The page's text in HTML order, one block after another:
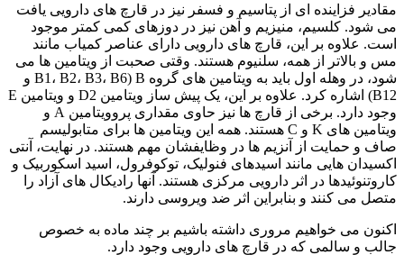
مقادیر فزاینده ای از پتاسیم و فسفر نیز در قارچ های دارویی یافت
می شود. کلسیم، منیزیم و آهن نیز در دوزهای کمی کمتر موجود
است. علاوه بر این، قارچ های دارویی دارای عناصر کمیاب مانند
مس و بالاتر از همه، سلنیوم هستند. وقتی صحبت از ویتامین ها می
شود، در وهله اول باید به ویتامین های گروه B (B1، B2، B3، B6 و
B12) اشاره کرد. علاوه بر این، یک پیش ساز ویتامین D2 و ویتامین E
وجود دارد. برخی از قارچ ها نیز حاوی مقداری پروویتامین A و
ویتامین های K و C هستند. همه این ویتامین ها برای متابولیسم
صاف و حمایت از آنزیم ها در وظایفشان مهم هستند. در نهایت، آنتی
اکسیدان هایی مانند اسیدهای فنولیک، توکوفرول، اسید اسکوربیک و
کاروتنوئیدها در اثر دارویی مرکزی هستند. آنها رادیکال های آزاد را
متصل می کنند و بنابراین اثر ضد ویروسی دارند.
اکنون می خواهیم مروری داشته باشیم بر چند ماده به خصوص
جالب و سالمی که در قارچ های دارویی وجود دارد.